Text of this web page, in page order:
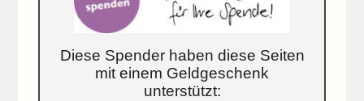
Diese Spender haben diese Seiten
mit einem Geldgeschenk
unterstützt: